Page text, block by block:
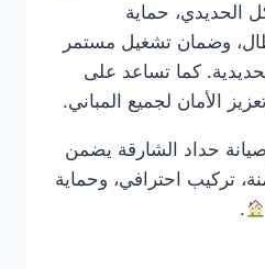
الحديدي، حماية
وضمان تشغيل مستمر
كما تساعد على
الأمان لجميع المباني.
صيانة حداد الشارقة يضمن
تركيب احترافي، وحماية
.